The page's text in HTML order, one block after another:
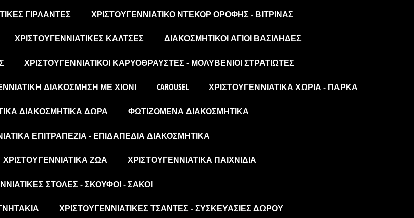
ΓΙΡΛΆΝΤΕΣ ΧΡΙΣΤΟΥΓΕΝΝΙΆΤΙΚΟ ΝΤΕΚΌΡ ΟΡΟΦΉΣ - ΒΙΤΡΊΝΑΣ
ΧΡΙΣΤΟΥΓΕΝΝΙΆΤΙΚΕΣ ΚΆΛΤΣΕΣ ΔΙΑΚΟΣΜΗΤΙΚΟΊ ΆΓΙΟΙ ΒΑΣΊΛΗΔΕΣ
ΧΡΙΣΤΟΥΓΕΝΝΙΆΤΙΚΟΙ ΚΑΡΥΟΘΡΑΎΣΤΕΣ - ΜΟΛΥΒΈΝΙΟΙ ΣΤΡΑΤΙΏΤΕΣ
ΔΙΑΚΌΣΜΗΣΗ ΜΕ ΧΙΌΝΙ CAROUSEL ΧΡΙΣΤΟΥΓΕΝΝΙΆΤΙΚΑ ΧΩΡΙΆ - ΠΆΡΚΑ
ΔΙΑΚΟΣΜΗΤΙΚΆ ΔΏΡΑ ΦΩΤΙΖΌΜΕΝΑ ΔΙΑΚΟΣΜΗΤΙΚΆ
ΕΠΙΤΡΑΠΈΖΙΑ - ΕΠΙΔΑΠΈΔΙΑ ΔΙΑΚΟΣΜΗΤΙΚΆ
ΧΡΙΣΤΟΥΓΕΝΝΙΆΤΙΚΑ ΖΏΑ ΧΡΙΣΤΟΥΓΕΝΝΙΆΤΙΚΑ ΠΑΙΧΝΊΔΙΑ
ΣΤΟΛΈΣ - ΣΚΟΎΦΟΙ - ΣΆΚΟΙ
ΧΡΙΣΤΟΥΓΕΝΝΙΆΤΙΚΕΣ ΤΣΆΝΤΕΣ - ΣΥΣΚΕΥΑΣΊΕΣ ΔΏΡΟΥ